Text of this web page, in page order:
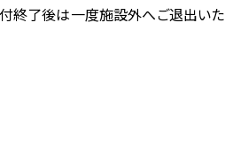
終了後は一度施設外へご退出いた